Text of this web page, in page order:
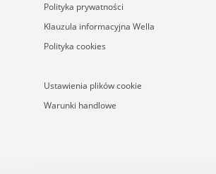
Polityka prywatności
Klauzula informacyjna Wella
Polityka cookies
Ustawienia plików cookie
Warunki handlowe